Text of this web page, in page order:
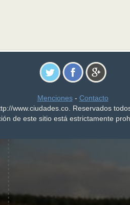
Menciones- Contacto
www.ciudades.co. Reservados
de este sitio está estrictamente